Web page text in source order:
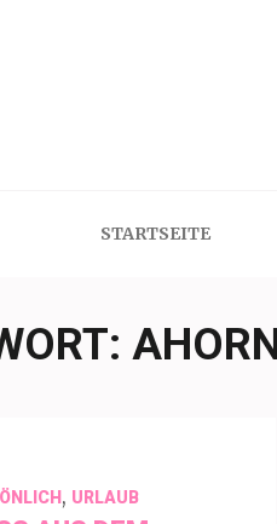
STARTSEITE
, URLAUB